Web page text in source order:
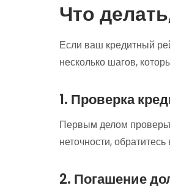
Что
Если ваш кредитный
несколько шагов,
1. Проверка
Первым делом
неточности,
2. Погашение